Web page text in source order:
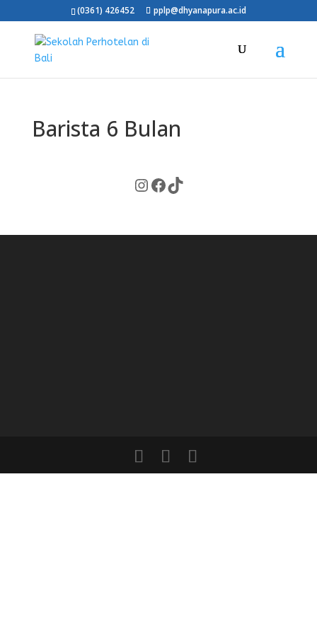
(0361) 426452 pplp@dhyanapura.ac.id
Barista 6 Bulan
Instagram
Facebook
TikTok